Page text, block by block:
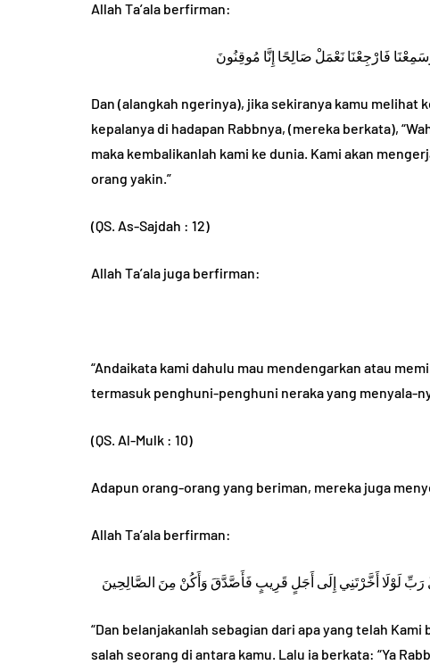
Allah Ta’ala berfirman:
فَارْجِعْنَا نَعْمَلْ صَالِحًا إِنَّا مُوقِنُونَ
Dan (alangkah ngerinya), jika sekiranya kamu
kepalanya di hadapan Rabbnya, (mereka berkata),
maka kembalikanlah kami ke dunia. Kami akan
orang yakin.”
(QS. As-Sajdah : 12)
Allah Ta’ala juga berfirman:
“Andaikata kami dahulu mau mendengarkan atau
termasuk penghuni-penghuni neraka yang menyala-
(QS. Al-Mulk : 10)
Adapun orang-orang yang beriman, mereka juga
Allah Ta’ala berfirman:
رَبِّ لَوْلَا أَخَّرْتَنِي إِلَى أَجَلٍ قَرِيبٍ فَأَصَّدَّقَ وَأَكُنْ مِنَ الصَّالِحِينَ
“Dan belanjakanlah sebagian dari apa yang telah
salah seorang di antara kamu. Lalu ia berkata: “Ya
dan Ciri Fisik